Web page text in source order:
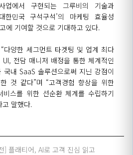
업에서 구현되는 그루비의 기술과
한민국구석구석’의
마케팅 효율성
에 기여할 것으로 기대하고 있다.
“다양한 세그먼트 타겟팅 및 업계 최다
전담 매니저 배정을 통한 체계적인
국내 SaaS 솔루션으로써 지닌 강점이
것 같다”며 “고객경험 향상을 위한
비스를 위한 선순환 체계를 수립하기
고 말했다.
] 플래티어, AI로 고객 진심 읽고